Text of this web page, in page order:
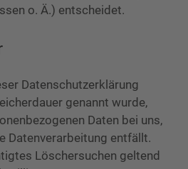
o. Ä.) entscheidet.
Datenschutzerklärung
genannt wurde,
Daten bei uns,
Datenverarbeitung entfällt.
Löschersuchen geltend